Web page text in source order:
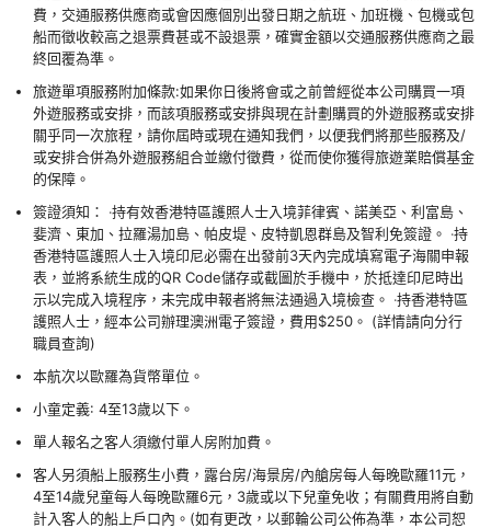
費，交通服務供應商或會因應個別出發日期之航班、加班機、包機或包
船而徵收較高之退票費甚或不設退票，確實金額以交通服務供應商之最
終回覆為準。
旅遊單項服務附加條款:如果你日後將會或之前曾經從本公司購買一項
外遊服務或安排，而該項服務或安排與現在計劃購買的外遊服務或安排
關乎同一次旅程，請你屆時或現在通知我們，以便我們將那些服務及/
或安排合併為外遊服務組合並繳付徵費，從而使你獲得旅遊業賠償基金
的保障。
簽證須知： ‧持有效香港特區護照人士入境菲律賓、諾美亞、利富島、
婓濟、東加、拉羅湯加島、帕皮堤、皮特凱恩群島及智利免簽證。 ‧持
香港特區護照人士入境印尼必需在出發前3天內完成填寫電子海關申報
表，並將系統生成的QR Code儲存或截圖於手機中，於抵達印尼時出
示以完成入境程序，未完成申報者將無法通過入境檢查。 ‧持香港特區
護照人士，經本公司辦理澳洲電子簽證，費用$250。 (詳情請向分行
職員查詢)
本航次以歐羅為貨幣單位。
小童定義: 4至13歲以下。
單人報名之客人須繳付單人房附加費。
客人另須船上服務生小費，露台房/海景房/內艙房每人每晚歐羅11元，
4至14歲兒童每人每晚歐羅6元，3歲或以下兒童免收；有關費用將自動
計入客人的船上戶口內。(如有更改，以郵輪公司公佈為準，本公司恕